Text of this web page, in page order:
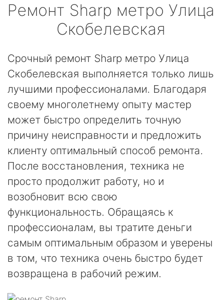
Ремонт Sharp метро Улица
Скобелевская
Срочный ремонт Sharp метро Улица
Скобелевская выполняется только лишь
лучшими профессионалами. Благодаря
своему многолетнему опыту мастер
может быстро определить точную
причину неисправности и предложить
клиенту оптимальный способ ремонта.
После восстановления, техника не
просто продолжит работу, но и
возобновит всю свою
функциональность. Обращаясь к
профессионалам, вы тратите деньги
самым оптимальным образом и уверены
в том, что техника очень быстро будет
возвращена в рабочий режим.